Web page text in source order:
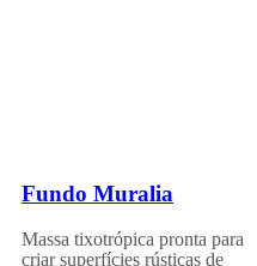
Fundo Muralia
Massa tixotrópica pronta para
criar superfícies rústicas de